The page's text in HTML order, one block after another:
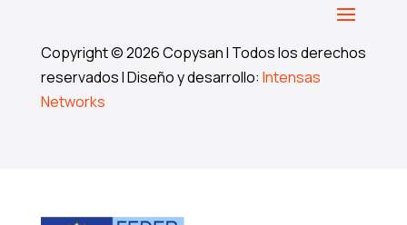
Copyright © 2026 Copysan I Todos los derechos
reservados I Diseño y desarrollo: Intensas
Networks